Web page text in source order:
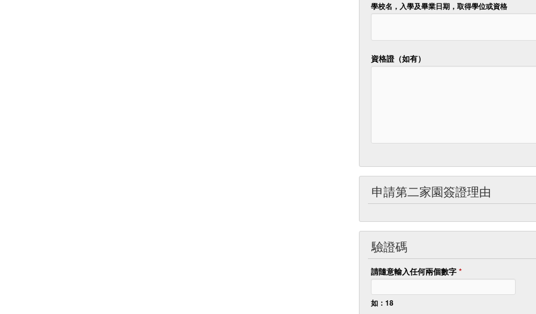
學校名，入學及畢業日期，取得學位或資格
資格證（如有）
申請第二家園簽證理由
驗證碼
請隨意輸入任何兩個數字 *
如：18